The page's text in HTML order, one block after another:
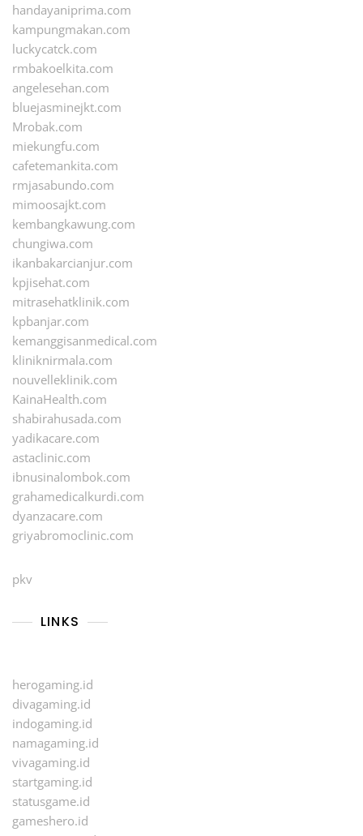
handayaniprima.com
kampungmakan.com
luckycatck.com
rmbakoelkita.com
angelesehan.com
bluejasminejkt.com
Mrobak.com
miekungfu.com
cafetemankita.com
rmjasabundo.com
mimoosajkt.com
kembangkawung.com
chungiwa.com
ikanbakarcianjur.com
kpjisehat.com
mitrasehatklinik.com
kpbanjar.com
kemanggisanmedical.com
kliniknirmala.com
nouvelleklinik.com
KainaHealth.com
shabirahusada.com
yadikacare.com
astaclinic.com
ibnusinalombok.com
grahamedicalkurdi.com
dyanzacare.com
griyabromoclinic.com
pkv
LINKS
herogaming.id
divagaming.id
indogaming.id
namagaming.id
vivagaming.id
startgaming.id
statusgame.id
gameshero.id